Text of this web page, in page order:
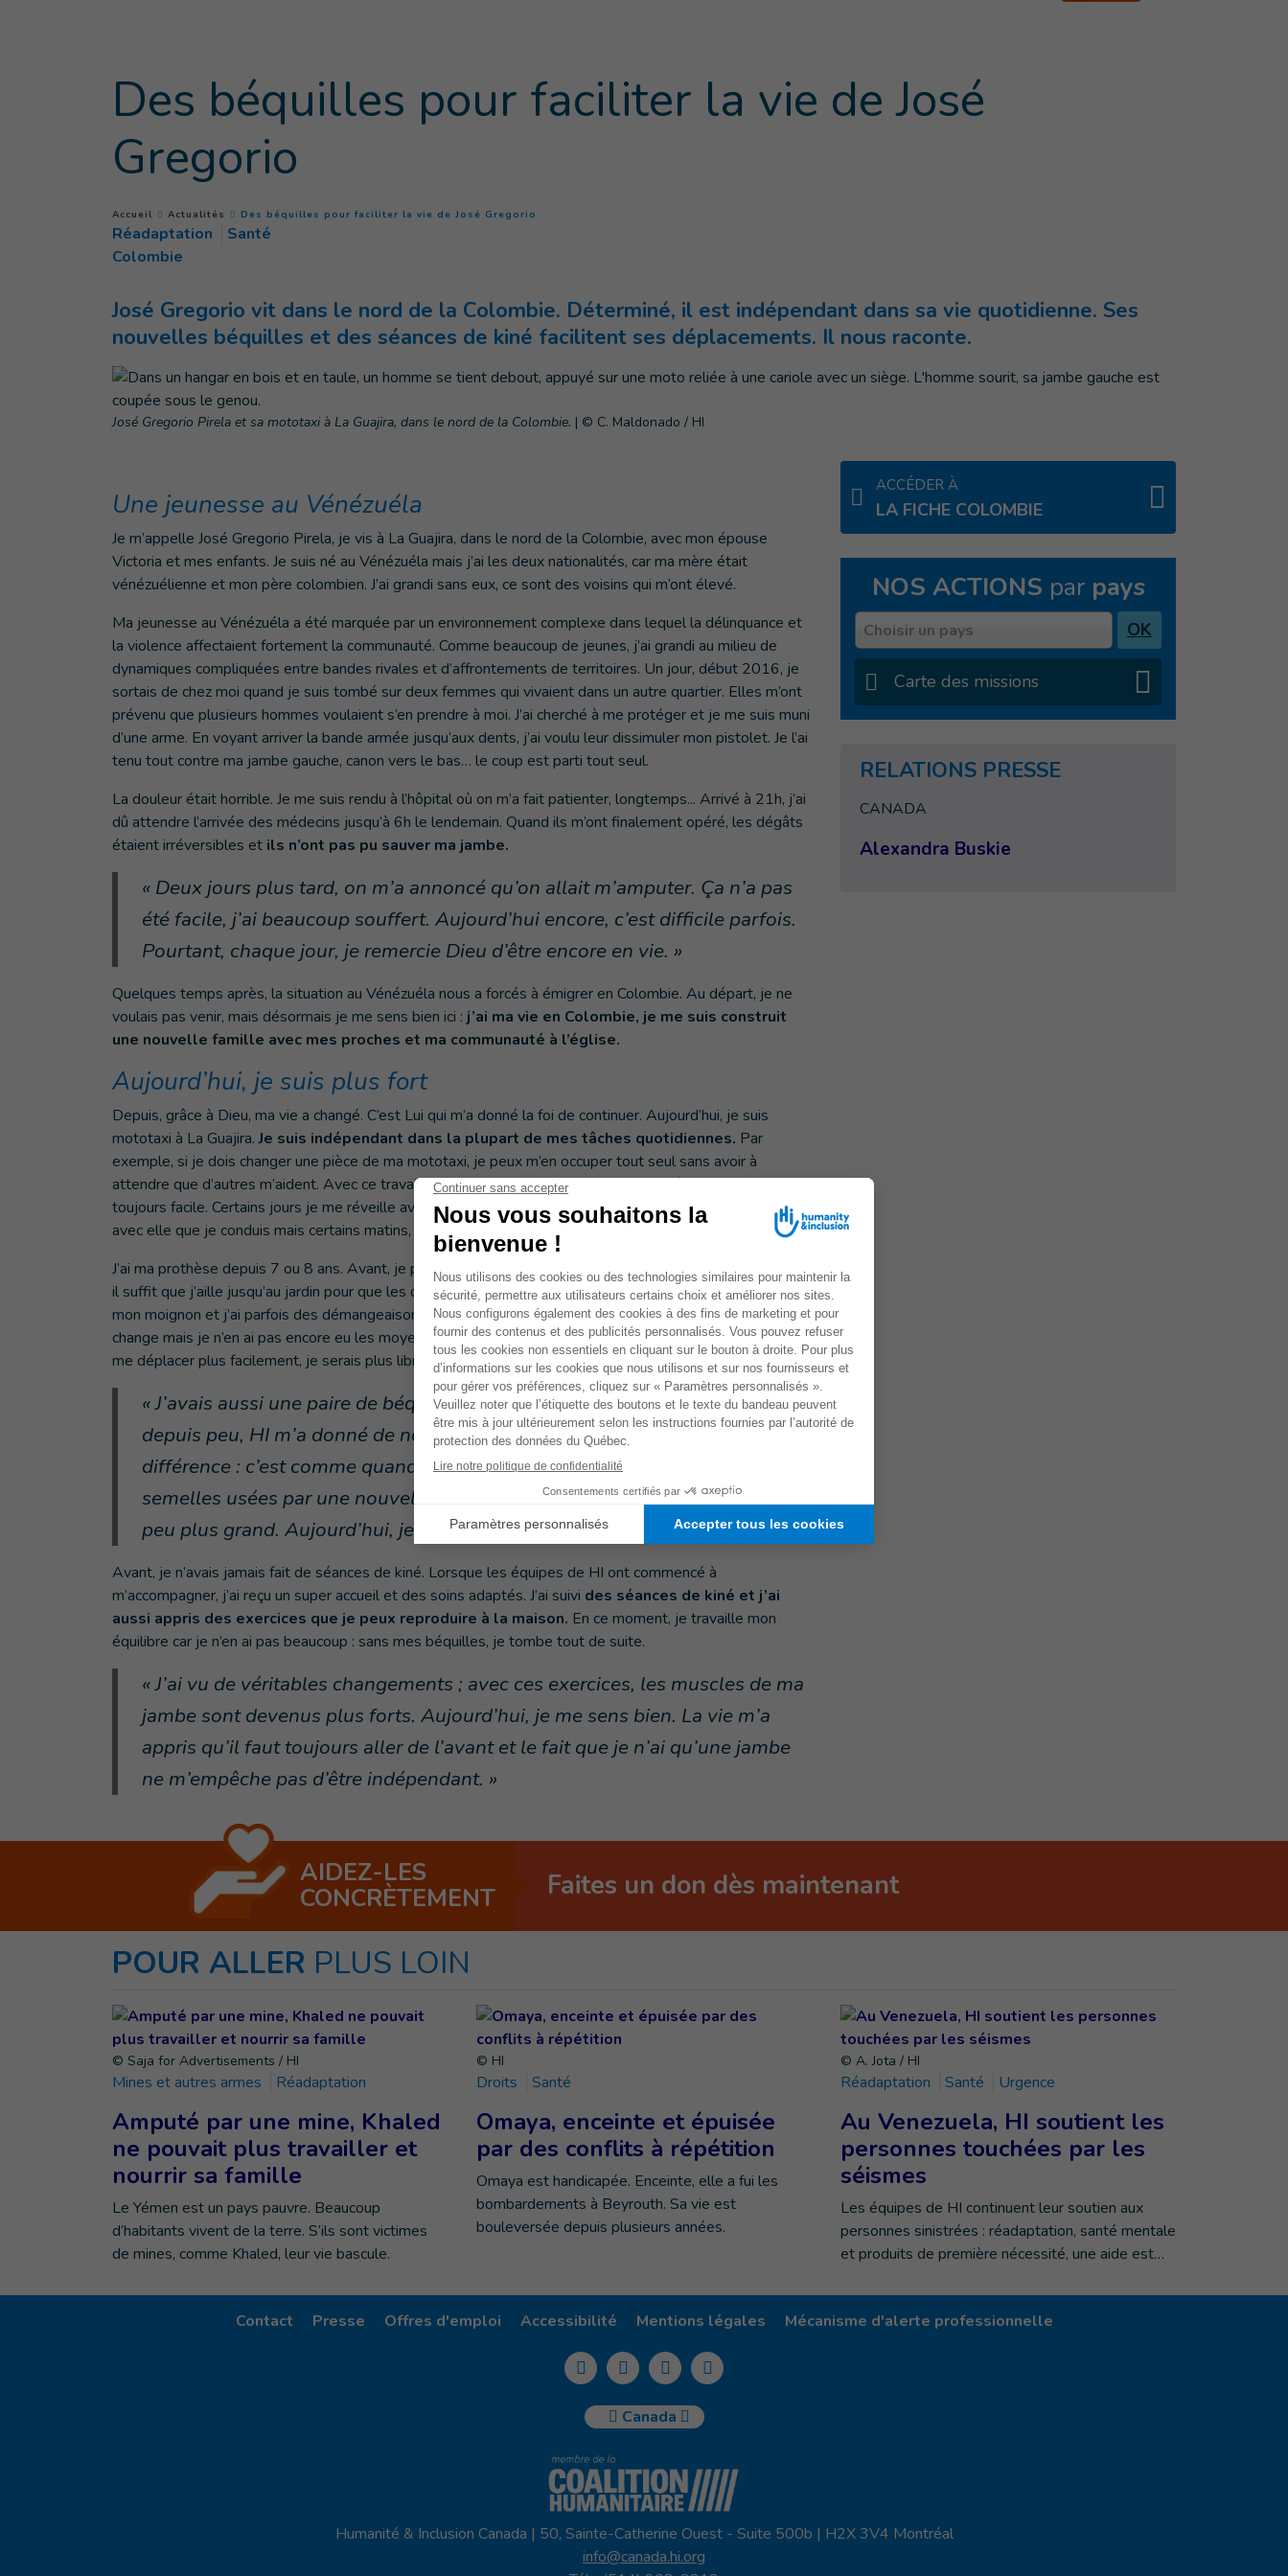
Des béquilles pour faciliter la vie de José
Gregorio
You are here :
Accueil Actualités Des béquilles pour faciliter la vie de José Gregorio
Réadaptation
Santé
Colombie
José Gregorio vit dans le nord de la Colombie. Déterminé, il est indépendant dans sa vie quotidienne. Ses
nouvelles béquilles et des séances de kiné facilitent ses déplacements. Il nous raconte.
José Gregorio Pirela et sa mototaxi à La Guajira, dans le nord de la Colombie. | © C. Maldonado / HI
Une jeunesse au Vénézuéla
Je m’appelle José Gregorio Pirela, je vis à La Guajira, dans le nord de la Colombie, avec mon épouse
Victoria et mes enfants. Je suis né au Vénézuéla mais j’ai les deux nationalités, car ma mère était
vénézuélienne et mon père colombien. J’ai grandi sans eux, ce sont des voisins qui m’ont élevé.
Ma jeunesse au Vénézuéla a été marquée par un environnement complexe dans lequel la délinquance et
la violence affectaient fortement la communauté. Comme beaucoup de jeunes, j’ai grandi au milieu de
dynamiques compliquées entre bandes rivales et d’affrontements de territoires. Un jour, début 2016, je
sortais de chez moi quand je suis tombé sur deux femmes qui vivaient dans un autre quartier. Elles m’ont
prévenu que plusieurs hommes voulaient s’en prendre à moi. J’ai cherché à me protéger et je me suis muni
d’une arme. En voyant arriver la bande armée jusqu’aux dents, j’ai voulu leur dissimuler mon pistolet. Je l’ai
tenu tout contre ma jambe gauche, canon vers le bas… le coup est parti tout seul.
La douleur était horrible. Je me suis rendu à l’hôpital où on m’a fait patienter, longtemps... Arrivé à 21h, j’ai
dû attendre l’arrivée des médecins jusqu’à 6h le lendemain. Quand ils m’ont finalement opéré, les dégâts
étaient irréversibles et ils n’ont pas pu sauver ma jambe.
« Deux jours plus tard, on m’a annoncé qu’on allait m’amputer. Ça n’a pas
été facile, j’ai beaucoup souffert. Aujourd’hui encore, c’est difficile parfois.
Pourtant, chaque jour, je remercie Dieu d’être encore en vie. »
Quelques temps après, la situation au Vénézuéla nous a forcés à émigrer en Colombie. Au départ, je ne
voulais pas venir, mais désormais je me sens bien ici : j’ai ma vie en Colombie, je me suis construit
une nouvelle famille avec mes proches et ma communauté à l’église.
Aujourd’hui, je suis plus fort
Depuis, grâce à Dieu, ma vie a changé. C’est Lui qui m’a donné la foi de continuer. Aujourd’hui, je suis
mototaxi à La Guajira.Je suis indépendant dans la plupart de mes tâches quotidiennes. Par
exemple, si je dois changer une pièce de ma mototaxi, je peux m’en occuper tout seul sans avoir à
attendre que d’autres m’aident. Avec ce travail, je peux prendre soin de ma famille, même si ce n’est pas
toujours facile. Certains jours je me réveille avec une forte douleur à la jambe. J’ai une prothèse et c’est
avec elle que je conduis mais certains matins, je ne peux même pas l’enfiler à cause de la douleur.
J’ai ma prothèse depuis 7 ou 8 ans. Avant, je pouvais marcher avec pendant des heures ; mais aujourd’hui,
il suffit que j’aille jusqu’au jardin pour que les douleurs se réveillent. À force de l’utiliser, elle frotte sur
mon moignon et j’ai parfois des démangeaisons et des irritations terribles. Il faudrait vraiment que j’en
change mais je n’en ai pas encore eu les moyens. Avec une nouvelle prothèse, je pourrais marcher mieux,
me déplacer plus facilement, je serais plus libre de mes mouvements.
« J’avais aussi une paire de béquilles qui me faisait très mal aux bras. Mais
depuis peu, HI m’a donné de nouvelles béquilles et ça fait toute la
différence : c’est comme quand on remplace de vieilles chaussures aux
semelles usées par une nouvelle paire, on se sent tout de suite mieux, un
peu plus grand. Aujourd’hui, je marche beaucoup mieux. »
Avant, je n’avais jamais fait de séances de kiné. Lorsque les équipes de HI ont commencé à
m’accompagner, j’ai reçu un super accueil et des soins adaptés. J’ai suivi des séances de kiné et j’ai
aussi appris des exercices que je peux reproduire à la maison. En ce moment, je travaille mon
équilibre car je n’en ai pas beaucoup : sans mes béquilles, je tombe tout de suite.
« J’ai vu de véritables changements ; avec ces exercices, les muscles de ma
jambe sont devenus plus forts. Aujourd’hui, je me sens bien. La vie m’a
appris qu’il faut toujours aller de l’avant et le fait que je n’ai qu’une jambe
ne m’empêche pas d’être indépendant. »
ACCÉDER À
LA FICHE COLOMBIE
NOS ACTIONS par pays
PaysChoisir un pays OK
Carte des missions
RELATIONS PRESSE
CANADA
Alexandra Buskie
AIDEZ-LES
CONCRÈTEMENT Faites un don dès maintenant
POUR ALLER PLUS LOIN
© Saja for Advertisements / HI
Mines et autres armes Réadaptation
Amputé par une mine, Khaled
ne pouvait plus travailler et
nourrir sa famille
Le Yémen est un pays pauvre. Beaucoup
d’habitants vivent de la terre. S’ils sont victimes
de mines, comme Khaled, leur vie bascule.
© HI
Droits Santé
Omaya, enceinte et épuisée
par des conflits à répétition
Omaya est handicapée. Enceinte, elle a fui les
bombardements à Beyrouth. Sa vie est
bouleversée depuis plusieurs années.
© A. Jota / HI
Réadaptation Santé Urgence
Au Venezuela, HI soutient les
personnes touchées par les
séismes
Les équipes de HI continuent leur soutien aux
personnes sinistrées : réadaptation, santé mentale
et produits de première nécessité, une aide est…
Contact Presse Offres d'emploi Accessibilité Mentions légales Mécanisme d'alerte professionnelle
Canada
Humanité & Inclusion Canada | 50, Sainte-Catherine Ouest - Suite 500b | H2X 3V4 Montréal
info@canada.hi.org